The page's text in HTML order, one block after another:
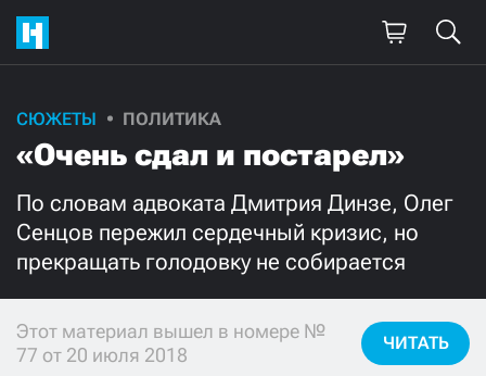
СЮЖЕТЫ ПОЛИТИКА
«Очень сдал и постарел»
По словам адвоката Дмитрия Динзе, Олег
Сенцов пережил сердечный кризис, но
прекращать голодовку не собирается
Этот материал вышел в номере №
77 от 20 июля 2018
ЧИТАТЬ
Поддержите
нашу работу!
Ежемесячно Разово
3000 1000
500